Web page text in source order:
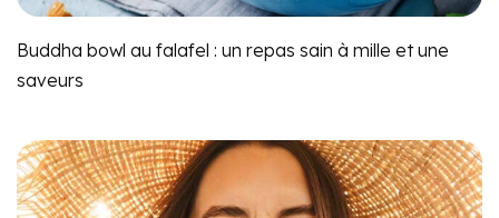
Buddha bowl au falafel : un repas sain à mille et une
saveurs